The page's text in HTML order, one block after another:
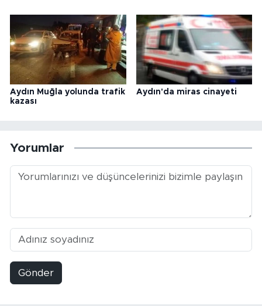
Aydın Muğla yolunda trafik
kazası
Aydın'da miras cinayeti
Yorumlar
Gönder